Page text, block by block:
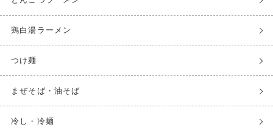
鶏白湯ラーメン
つけ麺
まぜそば・油そば
冷し・冷麺